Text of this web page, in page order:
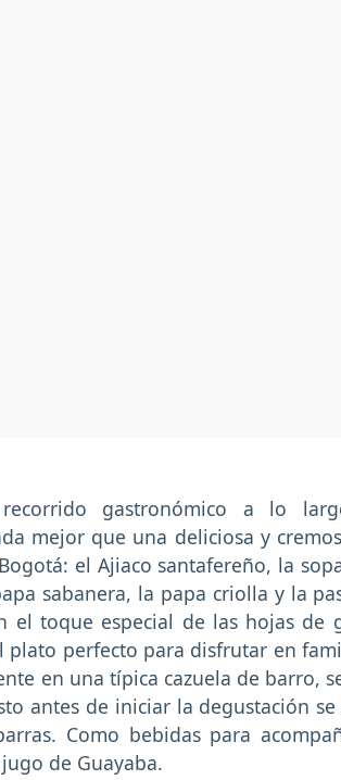
gastronómico a lo
mejor que una deliciosa y
el Ajiaco santafereño, la
sabanera, la papa criolla y la
el toque especial de las hojas de
plato perfecto para disfrutar en
en una típica cazuela de barro,
antes de iniciar la degustación
Como bebidas para
de Guayaba.